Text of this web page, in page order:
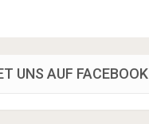
UNS AUF FACEBOOK